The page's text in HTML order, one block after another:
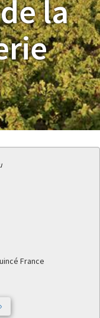
la
France